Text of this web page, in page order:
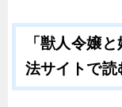
「獣人令嬢
法サイトで読